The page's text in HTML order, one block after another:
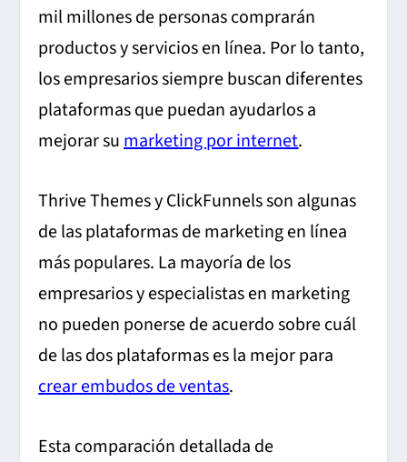
mil millones de personas comprarán
productos y servicios en línea. Por lo tanto,
los empresarios siempre buscan diferentes
plataformas que puedan ayudarlos a
mejorar sumarketing por internet.
Thrive Themes y ClickFunnels son algunas
de las plataformas de marketing en línea
más populares. La mayoría de los
empresarios y especialistas en marketing
no pueden ponerse de acuerdo sobre cuál
de las dos plataformas es la mejor para
crear embudos de ventas.
Esta comparación detallada de